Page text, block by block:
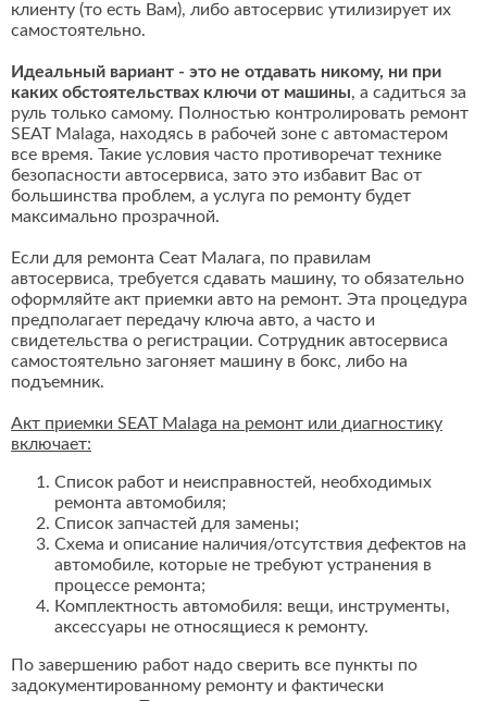
клиенту (то есть Вам), либо автосервис утилизирует их
самостоятельно.
Идеальный вариант - это не отдавать никому, ни при
каких обстоятельствах ключи от машины, а садиться за
руль только самому. Полностью контролировать ремонт
SEAT Malaga, находясь в рабочей зоне с автомастером
все время. Такие условия часто противоречат технике
безопасности автосервиса, зато это избавит Вас от
большинства проблем, а услуга по ремонту будет
максимально прозрачной.
Если для ремонта Сеат Малага, по правилам
автосервиса, требуется сдавать машину, то обязательно
оформляйте акт приемки авто на ремонт. Эта процедура
предполагает передачу ключа авто, а часто и
свидетельства о регистрации. Сотрудник автосервиса
самостоятельно загоняет машину в бокс, либо на
подъемник.
Акт приемки SEAT Malaga на ремонт или диагностику
включает:
Список работ и неисправностей, необходимых
ремонта автомобиля;
Список запчастей для замены;
Схема и описание наличия/отсутствия дефектов на
автомобиле, которые не требуют устранения в
процессе ремонта;
Комплектность автомобиля: вещи, инструменты,
аксессуары не относящиеся к ремонту.
По завершению работ надо сверить все пункты по
задокументированному ремонту и фактически